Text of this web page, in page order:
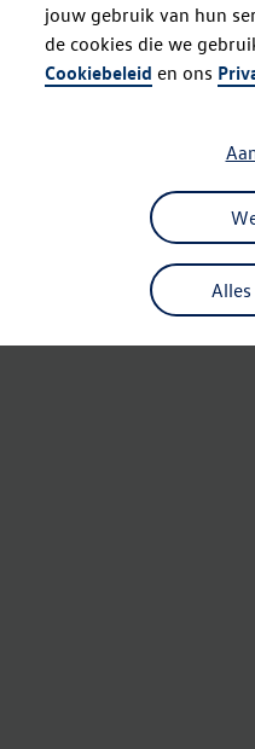
jouw gebruik van hun
de cookies die we
Cookiebeleid en ons
Something went
refreshing the app